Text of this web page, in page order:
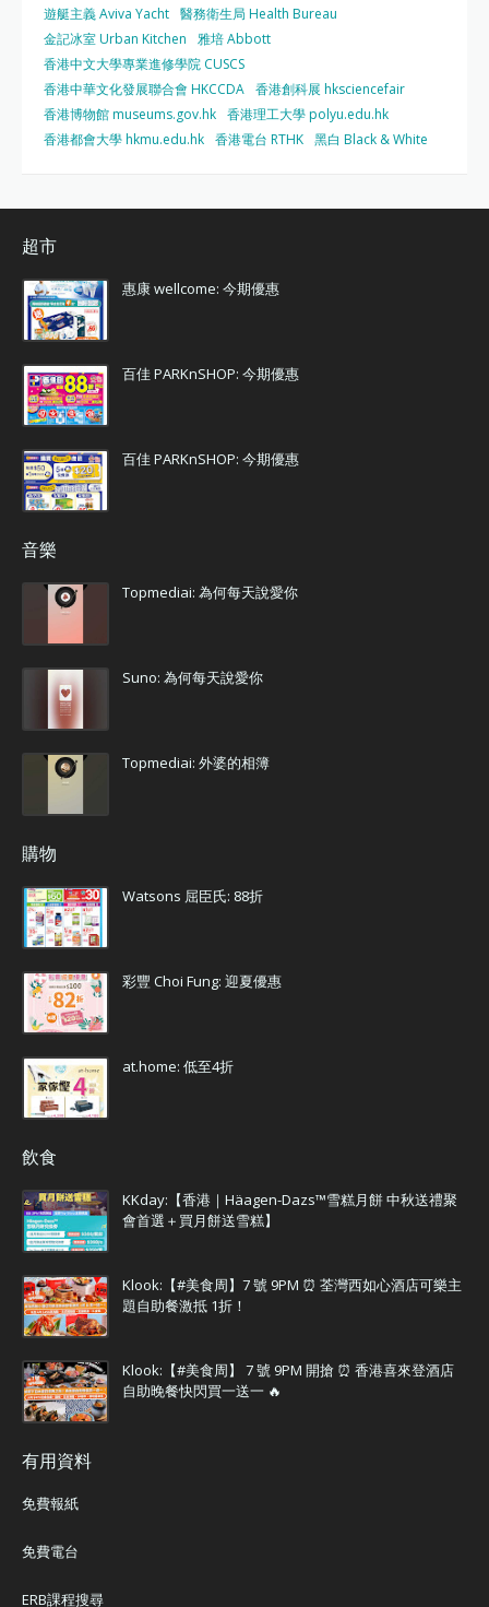
遊艇主義 Aviva Yacht 醫務衛生局 Health Bureau
金記冰室 Urban Kitchen
雅培 Abbott
香港中文大學專業進修學院 CUSCS
香港中華文化發展聯合會 HKCCDA 香港創科展 hksciencefair
香港博物館 museums.gov.hk 香港理工大學 polyu.edu.hk
香港都會大學 hkmu.edu.hk 香港電台 RTHK 黑白 Black & White
超市
惠康 wellcome: 今期優惠
百佳 PARKnSHOP: 今期優惠
百佳 PARKnSHOP: 今期優惠
音樂
Topmediai: 為何每天說愛你
Suno: 為何每天說愛你
Topmediai: 外婆的相簿
購物
Watsons 屈臣氏: 88折
彩豐 Choi Fung: 迎夏優惠
at.home: 低至4折
飲食
KKday:【香港｜Häagen-Dazs™雪糕月餅 中秋送禮聚
會首選＋買月餅送雪糕】
Klook:【#美食周】7 號 9PM ⏰ 荃灣西如心酒店可樂主
題自助餐激抵 1折！
Klook:【#美食周】 7 號 9PM 開搶 ⏰ 香港喜來登酒店
自助晚餐快閃買一送一 🔥
有用資料
免費報紙
免費電台
ERB課程搜尋